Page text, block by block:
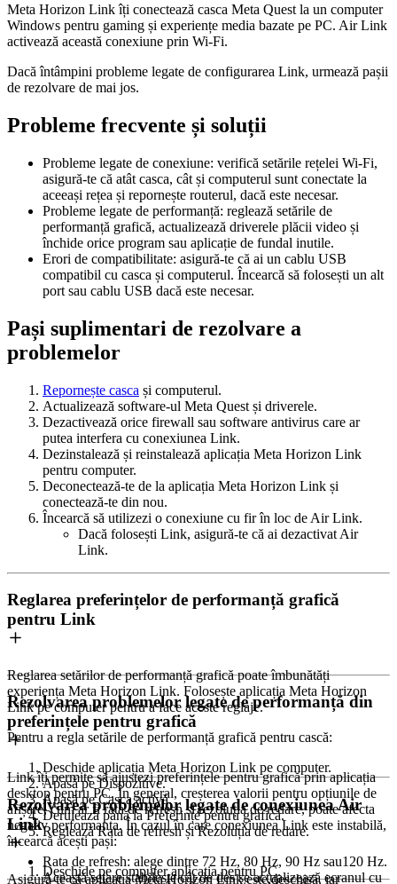
Meta Horizon Link îți conectează casca Meta Quest la un computer
Windows pentru gaming și experiențe media bazate pe PC. Air Link
activează această conexiune prin Wi-Fi.
Dacă întâmpini probleme legate de configurarea Link, urmează pașii
de rezolvare de mai jos.
Probleme frecvente și soluții
Probleme legate de conexiune: verifică setările rețelei Wi-Fi,
asigură-te că atât casca, cât și computerul sunt conectate la
aceeași rețea și repornește routerul, dacă este necesar.
Probleme legate de performanță: reglează setările de
performanță grafică, actualizează driverele plăcii video și
închide orice program sau aplicație de fundal inutile.
Erori de compatibilitate: asigură-te că ai un cablu USB
compatibil cu casca și computerul. Încearcă să folosești un alt
port sau cablu USB dacă este necesar.
Pași suplimentari de rezolvare a
problemelor
Repornește casca și computerul.
Actualizează software-ul Meta Quest și driverele.
Dezactivează orice firewall sau software antivirus care ar
putea interfera cu conexiunea Link.
Dezinstalează și reinstalează aplicația Meta Horizon Link
pentru computer.
Deconectează-te de la aplicația Meta Horizon Link și
conectează-te din nou.
Încearcă să utilizezi o conexiune cu fir în loc de Air Link.
Dacă folosești Link, asigură-te că ai dezactivat Air
Link.
Reglarea preferințelor de performanță grafică
pentru Link
Reglarea setărilor de performanță grafică poate îmbunătăți
experiența Meta Horizon Link. Folosește aplicația Meta Horizon
Link pe computer pentru a face aceste reglaje.
Pentru a regla setările de performanță grafică pentru cască:
Deschide aplicația Meta Horizon Link pe computer.
Apasă peDispozitive.
Apasă peCasca activă.
Derulează până laPreferințe pentru grafică.
RegleazăRata de refreshșiRezoluția de redare.
Rata de refresh: alege dintre 72 Hz, 80 Hz, 90 Hz sau120 Hz.
Această setare stabilește cât de des se actualizează ecranul cu
Rezolvarea problemelor legate de performanță din
preferințele pentru grafică
Link îți permite să ajustezi preferințele pentru grafică prin aplicația
desktop pentru PC. În general, creșterea valorii pentru opțiunile de
afișare, cum ar fi rata de refresh și rezoluția de redare, poate afecta
negativ performanța. În cazul în care conexiunea Link este instabilă,
încearcă acești pași:
Deschide pe computer aplicația pentru PC.
Rezolvarea problemelor legate de conexiunea Air
Link
Asigură-te că aplicația Meta Horizon Link este deschisă, iar